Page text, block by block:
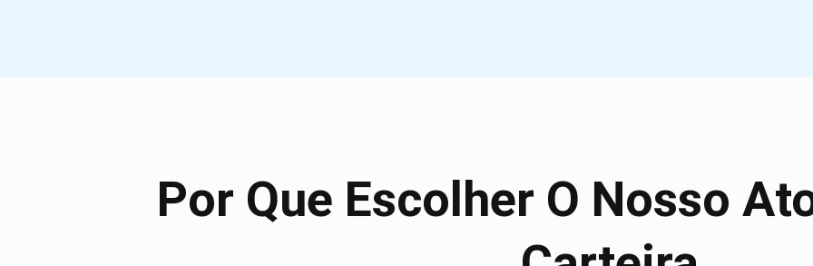
Por Que Escolher O Nosso